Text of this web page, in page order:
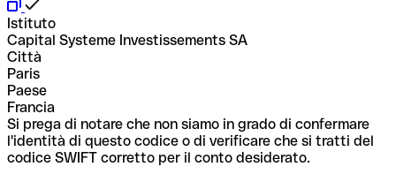
Istituto
Capital Systeme Investissements SA
Città
Paris
Paese
Francia
Si prega di notare che non siamo in grado di confermare
l'identità di questo codice o di verificare che si tratti del
codice SWIFT corretto per il conto desiderato.